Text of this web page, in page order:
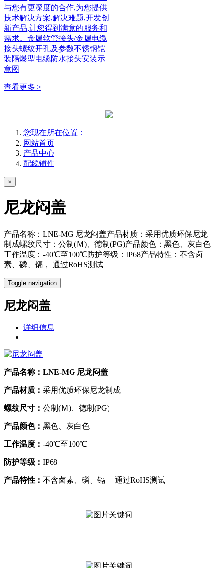
与您有更深度的合作,为您提供
技术解决方案,解决难题,开发创
新产品,让您得到满意的服务和
需求。金属软管接头/金属电缆
接头螺纹开孔及参数不锈钢铠
装隔爆型电缆防水接头安装示
意图
查看更多 >
您现在所在位置：
网站首页
产品中心
配线辅件
×
尼龙闷盖
产品名称：LNE-MG 尼龙闷盖产品材质：采用优质环保尼龙
制成螺纹尺寸：公制(Ｍ)、德制(PG)产品颜色：黑色、灰白色
工作温度：-40℃至100℃防护等级：IP68产品特性：不含卤
素、磷、镉， 通过RoHS测试
Toggle navigation
尼龙闷盖
详细信息
产品名称：LNE-MG 尼龙闷盖
产品材质： 采用优质环保尼龙制成
螺纹尺寸： 公制(Ｍ)、德制(PG)
产品颜色： 黑色、灰白色
工作温度： -40℃至100℃
防护等级： IP68
产品特性： 不含卤素、磷、镉， 通过RoHS测试